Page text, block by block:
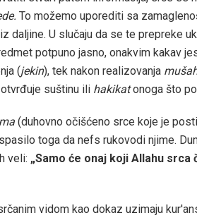
To možemo uporediti sa
daljine. U slučaju da se te prepreke
potpuno jasno, onakvim kakav
(jekin), tek nakon realizovanja
suštinu ili hakikatonoga što
(duhovno očišćeno srce koje je
toga da nefs rukovodi njime.
veli: „Samo će onaj koji Allahu srca
vidom kao dokaz uzimaju